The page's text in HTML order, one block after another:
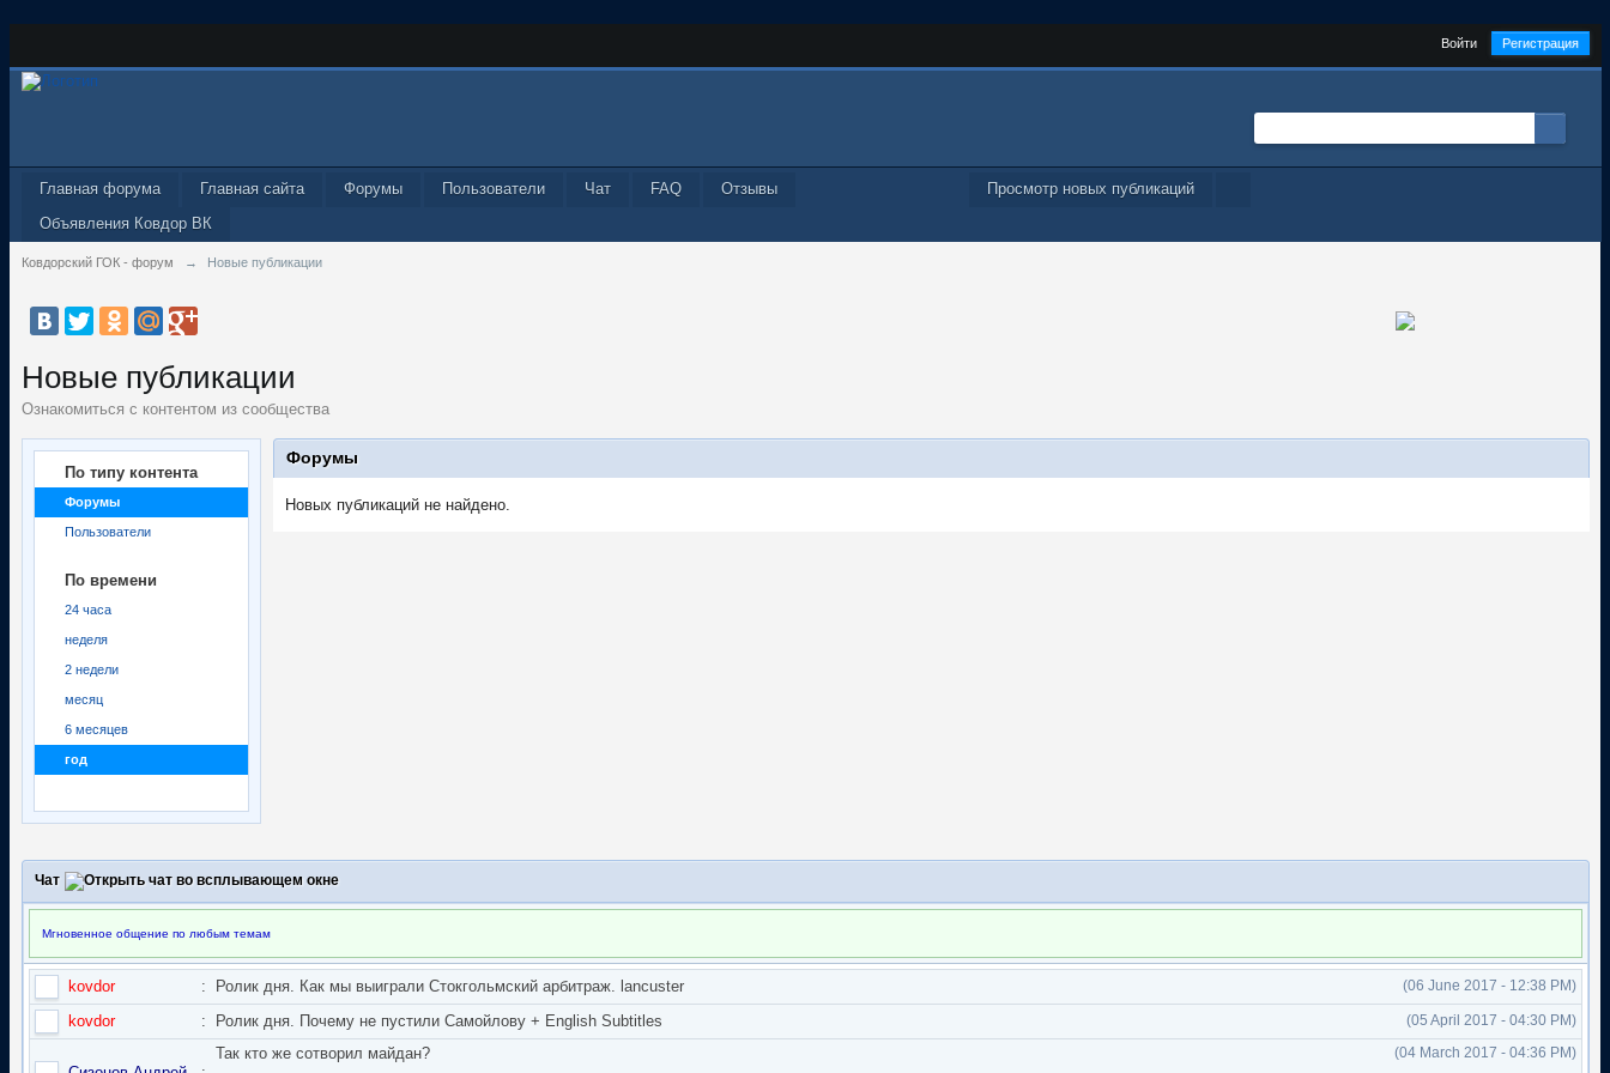
Войти Регистрация
Просмотр новых публикаций
Главная форума Главная сайта Форумы Пользователи Чат FAQ
Отзывы
Объявления Ковдор ВК
Ковдорский ГОК - форум → Новые публикации
Новые публикации
Ознакомиться с контентом из сообщества
По типу контента
Форумы
Пользователи
По времени
24 часа
неделя
2 недели
месяц
6 месяцев
год
Форумы
Новых публикаций не найдено.
Чат
Мгновенное общение по любым темам
kovdor : (06 June 2017 - 12:38 PM)
Ролик дня. Как мы выиграли Стокгольмский арбитраж. lancuster
kovdor
: (05 April 2017 - 04:30 PM)
Ролик дня. Почему не пустили Самойлову + English Subtitles
(04 March 2017 - 04:36 PM)
Так кто же сотворил майдан?